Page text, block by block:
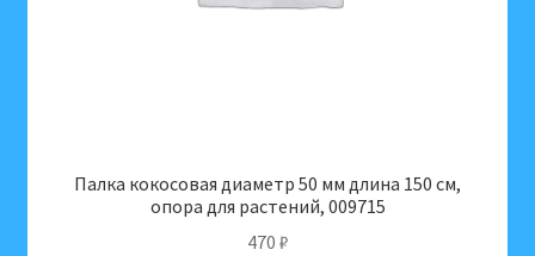
Палка кокосовая диаметр 50 мм длина 150 см,
опора для растений, 009715
470 ₽